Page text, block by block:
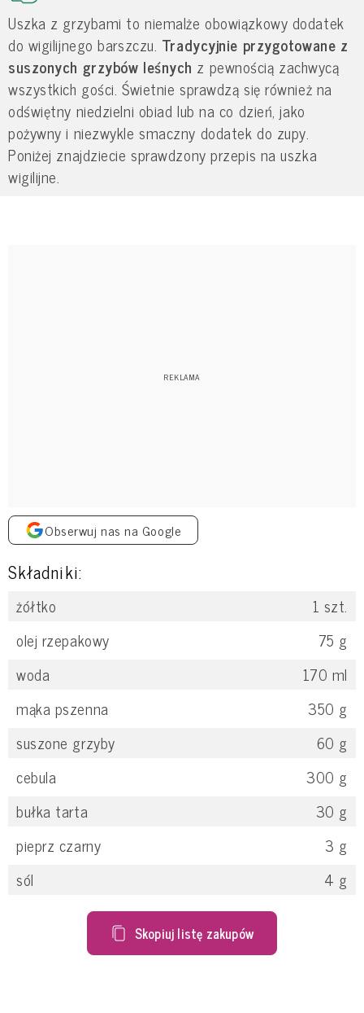
Uszka z grzybami to niemalże obowiązkowy dodatek
do wigilijnego barszczu. Tradycyjnie przygotowane z
suszonych grzybów leśnych z pewnością zachwycą
wszystkich gości. Świetnie sprawdzą się również na
odświętny niedzielni obiad lub na co dzień, jako
pożywny i niezwykle smaczny dodatek do zupy.
Poniżej znajdziecie sprawdzony przepis na uszka
wigilijne.
Obserwuj nas na Google
Składniki:
żółtko 1 szt.
olej rzepakowy
75 g
woda
170 ml
mąka pszenna
350 g
suszone grzyby
60 g
cebula
300 g
bułka tarta
30 g
pieprz czarny
3 g
sól
4 g
Skopiuj listę zakupów